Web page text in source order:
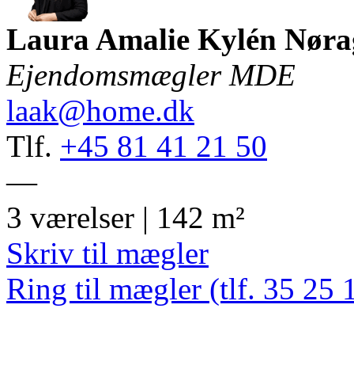
Laura Amalie Kylén
Ejendomsmægler MDE
laak@home.dk
Tlf. +45 81 41 21 50
—
3 værelser | 142 m²
Skriv til mægler
Ring til mægler (tlf. 35 25